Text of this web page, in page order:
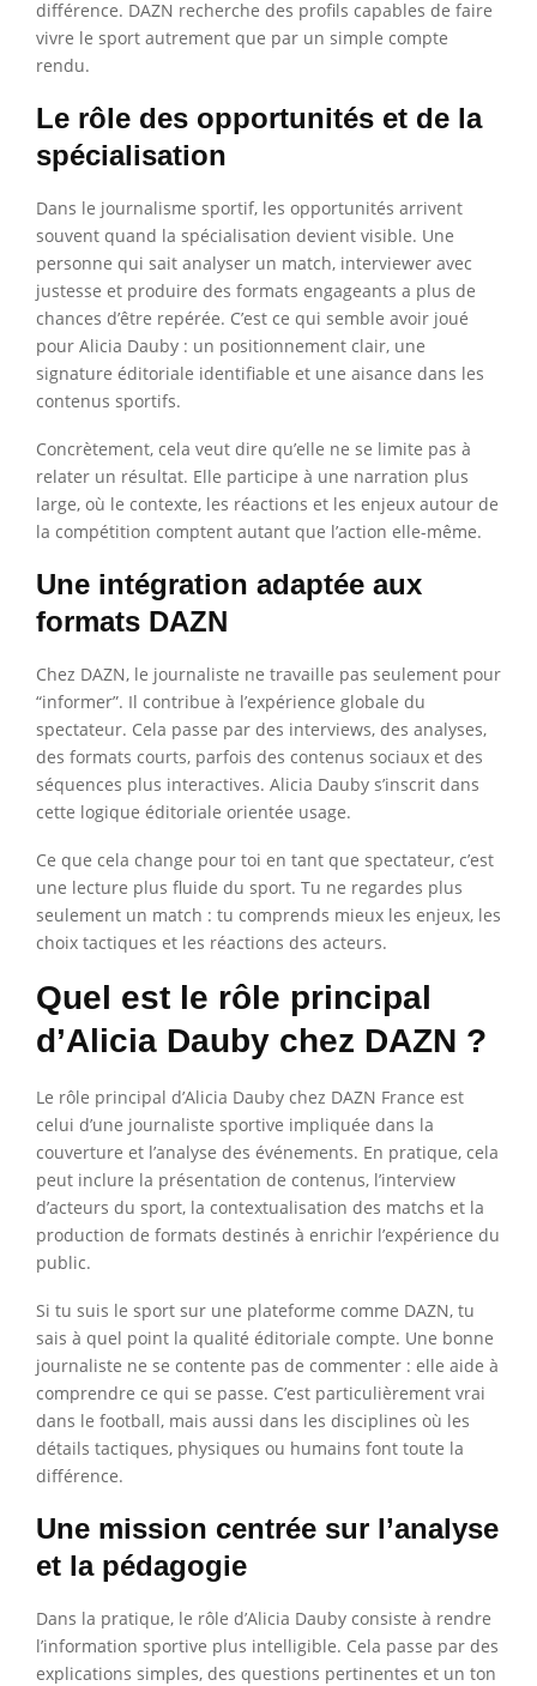
différence. DAZN recherche des profils capables de faire
vivre le sport autrement que par un simple compte
rendu.
Le rôle des opportunités et de la
spécialisation
Dans le journalisme sportif, les opportunités arrivent
souvent quand la spécialisation devient visible. Une
personne qui sait analyser un match, interviewer avec
justesse et produire des formats engageants a plus de
chances d’être repérée. C’est ce qui semble avoir joué
pour Alicia Dauby : un positionnement clair, une
signature éditoriale identifiable et une aisance dans les
contenus sportifs.
Concrètement, cela veut dire qu’elle ne se limite pas à
relater un résultat. Elle participe à une narration plus
large, où le contexte, les réactions et les enjeux autour de
la compétition comptent autant que l’action elle-même.
Une intégration adaptée aux
formats DAZN
Chez DAZN, le journaliste ne travaille pas seulement pour
“informer”. Il contribue à l’expérience globale du
spectateur. Cela passe par des interviews, des analyses,
des formats courts, parfois des contenus sociaux et des
séquences plus interactives. Alicia Dauby s’inscrit dans
cette logique éditoriale orientée usage.
Ce que cela change pour toi en tant que spectateur, c’est
une lecture plus fluide du sport. Tu ne regardes plus
seulement un match : tu comprends mieux les enjeux, les
choix tactiques et les réactions des acteurs.
Quel est le rôle principal
d’Alicia Dauby chez DAZN ?
Le rôle principal d’Alicia Dauby chez DAZN France est
celui d’une journaliste sportive impliquée dans la
couverture et l’analyse des événements. En pratique, cela
peut inclure la présentation de contenus, l’interview
d’acteurs du sport, la contextualisation des matchs et la
production de formats destinés à enrichir l’expérience du
public.
Si tu suis le sport sur une plateforme comme DAZN, tu
sais à quel point la qualité éditoriale compte. Une bonne
journaliste ne se contente pas de commenter : elle aide à
comprendre ce qui se passe. C’est particulièrement vrai
dans le football, mais aussi dans les disciplines où les
détails tactiques, physiques ou humains font toute la
différence.
Une mission centrée sur l’analyse
et la pédagogie
Dans la pratique, le rôle d’Alicia Dauby consiste à rendre
l’information sportive plus intelligible. Cela passe par des
explications simples, des questions pertinentes et un ton